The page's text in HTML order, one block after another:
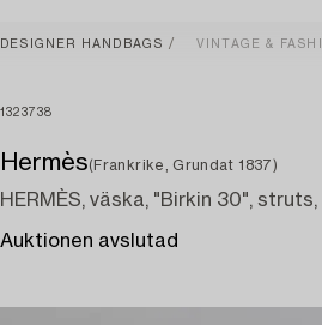
DESIGNER HANDBAGS VINTAGE &
1323738
Hermès(Frankrike, Grundat 1837)
HERMÈS, väska, "Birkin 30", struts,
Auktionen avslutad